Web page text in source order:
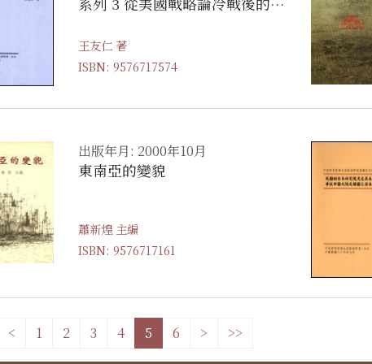
日美之戰略互動關係
王友仁 著
ISBN: 9576717574
出版年月: 2000年10月
東南亞的變貌
蕭新煌 主編
ISBN: 9576717161
< 1 2 3 4 5 6 > >>